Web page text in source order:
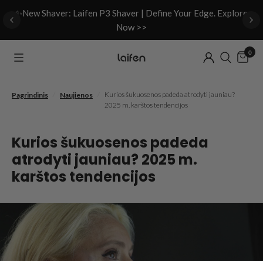
✨New Shaver: Laifen P3 Shaver | Define Your Edge. Explore
Now >>
0
Pagrindinis Naujienos
Kurios šukuosenos padeda atrodyti jauniau?
2025 m. karštos tendencijos
Kurios šukuosenos padeda
atrodyti jauniau? 2025 m.
karštos tendencijos